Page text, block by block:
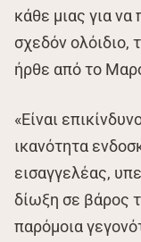
κάθε μιας για
σχεδόν ολόιδιο,
ήρθε από το
«Είναι
ικανότητα
εισαγγελέας,
δίωξη σε βάρος
παρόμοια